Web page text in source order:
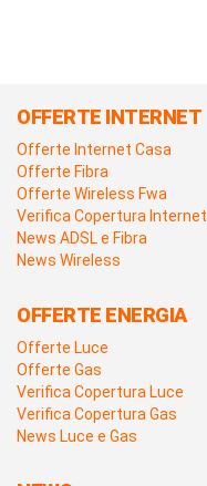
OFFERTE INTERNET
Offerte Internet Casa
Offerte Fibra
Offerte Wireless Fwa
Verifica Copertura Internet
News ADSL e Fibra
News Wireless
OFFERTE ENERGIA
Offerte Luce
Offerte Gas
Verifica Copertura Luce
Verifica Copertura Gas
News Luce e Gas